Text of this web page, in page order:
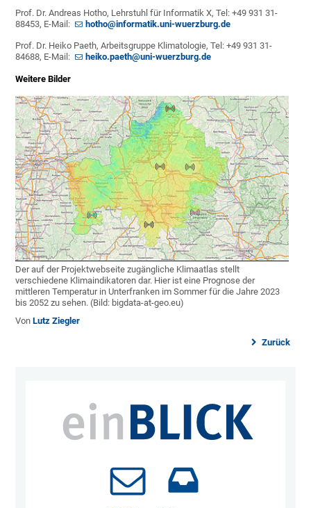
Prof. Dr. Andreas Hotho, Lehrstuhl für Informatik X, Tel: +49 931 31-
88453, E-Mail:
hotho@informatik.uni-wuerzburg.de
Prof. Dr. Heiko Paeth, Arbeitsgruppe Klimatologie, Tel: +49 931 31-
84688, E-Mail:
heiko.paeth@uni-wuerzburg.de
Weitere Bilder
Der auf der Projektwebseite zugängliche Klimaatlas stellt
verschiedene Klimaindikatoren dar. Hier ist eine Prognose der
mittleren Temperatur in Unterfranken im Sommer für die Jahre 2023
bis 2052 zu sehen. (Bild: bigdata-at-geo.eu)
VonLutz Ziegler
Zurück